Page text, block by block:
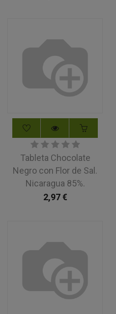
Tableta Chocolate
Negro con Flor de Sal.
Nicaragua 85%.
2,97€